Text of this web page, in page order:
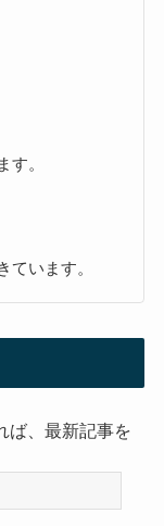
す。
ています。
ば、最新記事を